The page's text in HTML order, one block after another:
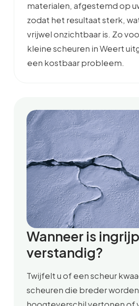
materialen, afgestemd op
zodat het resultaat sterk,
vrijwel onzichtbaar is. Zo
kleine scheuren in Weert
een kostbaar probleem.
Wanneer is
verstandig?
Twijfelt u of een scheur
scheuren die breder